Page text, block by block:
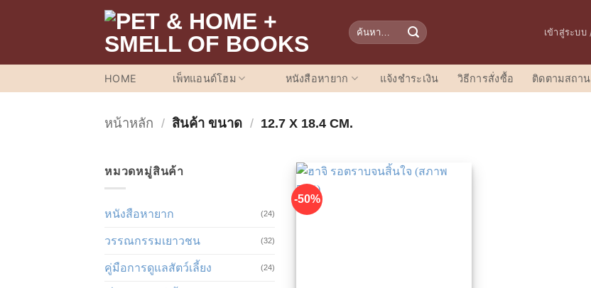
ค้นหา:
เข้าสู่ระบบ
HOME เพ็ทแอนด์โฮม หนังสือหายาก แจ้งชำระเงิน วิธีการสั่งซื้อ ติดตามสถา
หน้าหลัก / สินค้า ขนาด / 12.7 X 18.4 CM.
หมวดหมู่สินค้า
หนังสือหายาก (24)
วรรณกรรมเยาวชน (32)
คู่มือการดูแลสัตว์เลี้ยง (24)
-50%